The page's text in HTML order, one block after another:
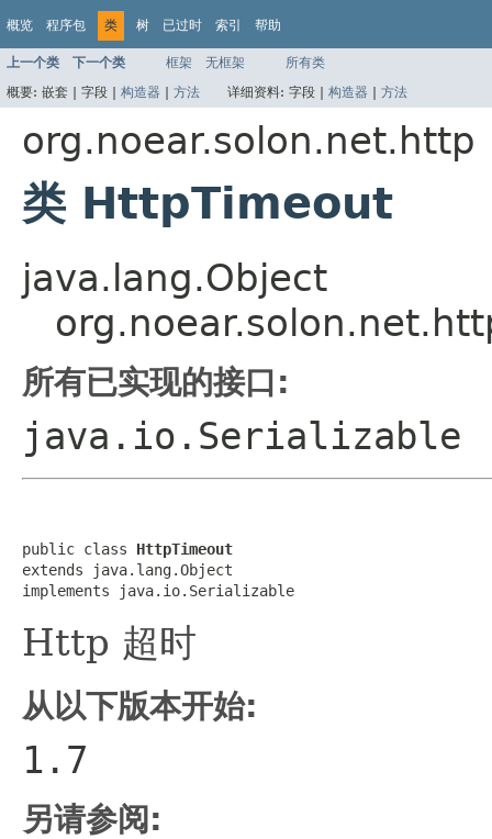
概览 程序包 类 树 已过时 索引 帮助
上一个类 下一个类 框架 无框架
所有类
概要: 嵌套 | 字段 | 构造器 | 方法 详细资料: 字段 | 构造器 | 方法
org.noear.solon.net.http
类 HttpTimeout
java.lang.Object
所有已实现的接口:
java.io.Serializable
public class HttpTimeout
extends java.lang.Object
implements java.io.Serializable
Http 超时
从以下版本开始:
1.7
另请参阅: